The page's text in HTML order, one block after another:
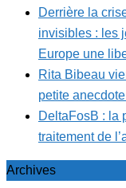
Derrière la
invisibles : les
Europe une
Rita Bibeau
petite
DeltaFosB : la
traitement de
Archives